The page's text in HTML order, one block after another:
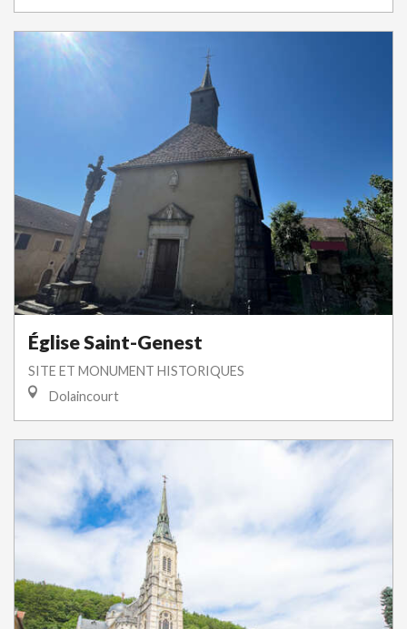
Église Saint-Genest
SITE ET MONUMENT HISTORIQUES
Dolaincourt